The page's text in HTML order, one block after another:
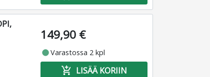
149,90 €
fiber_manual_recordVarastossa 2 kpl
add_shopping_cart LISÄÄ KORIIN